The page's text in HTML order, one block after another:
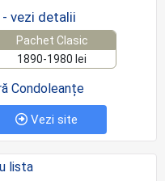
- vezi detalii
Pachet Clasic
1890-1980 lei
Vezi site